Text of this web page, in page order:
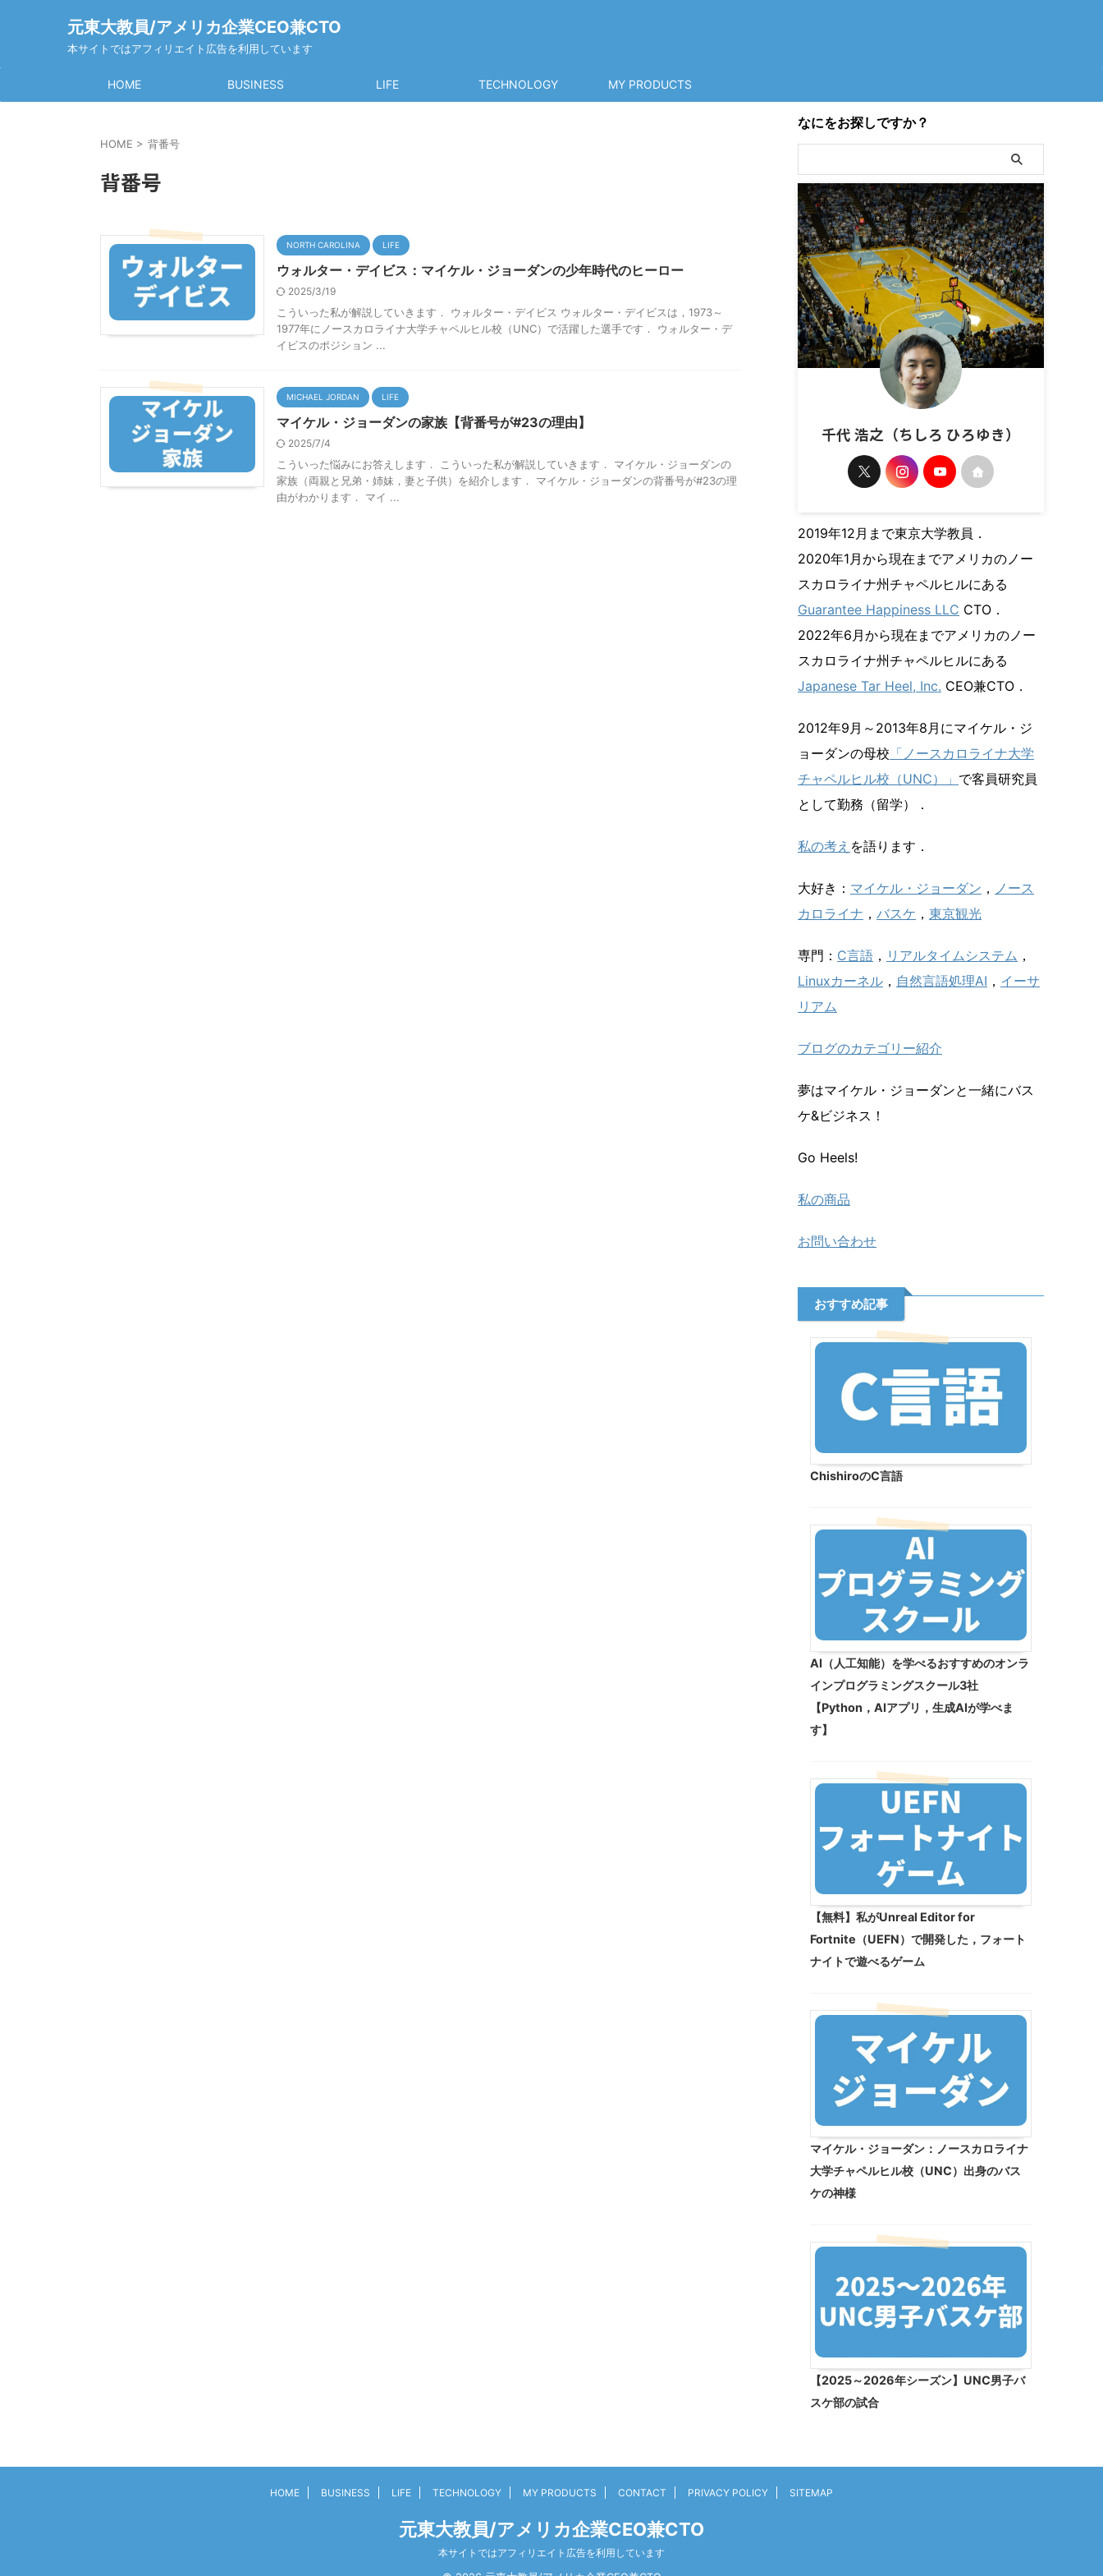
元東大教員/アメリカ企業CEO兼CTO
本サイトではアフィリエイト広告を利用しています
HOME BUSINESS LIFE TECHNOLOGY MY PRODUCTS
HOME > 背番号
背番号
NORTH CAROLINA LIFE
ウォルター・デイビス：マイケル・ジョーダンの少年時代のヒーロー
2025/3/19
こういった私が解説していきます． ウォルター・デイビス ウォルター・デイビスは，1973～
1977年にノースカロライナ大学チャペルヒル校（UNC）で活躍した選手です． ウォルター・デ
イビスのポジション ...
MICHAEL JORDAN LIFE
マイケル・ジョーダンの家族【背番号が#23の理由】
2025/7/4
こういった悩みにお答えします． こういった私が解説していきます． マイケル・ジョーダンの
家族（両親と兄弟・姉妹，妻と子供）を紹介します． マイケル・ジョーダンの背番号が#23の理
由がわかります． マイ ...
なにをお探しですか？
千代 浩之（ちしろ ひろゆき）
2019年12月まで東京大学教員．
2020年1月から現在までアメリカのノー
スカロライナ州チャペルヒルにある
Guarantee Happiness LLC CTO．
2022年6月から現在までアメリカのノー
スカロライナ州チャペルヒルにある
Japanese Tar Heel, Inc. CEO兼CTO．
2012年9月～2013年8月にマイケル・ジ
ョーダンの母校 「ノースカロライナ大学
チャペルヒル校（UNC）」 で客員研究員
として勤務（留学）．
私の考え を語ります．
大好き： マイケル・ジョーダン ， ノース
カロライナ ， バスケ ， 東京観光
専門： C言語 ， リアルタイムシステム ，
Linuxカーネル ， 自然言語処理AI ， イーサ
リアム
ブログのカテゴリー紹介
夢はマイケル・ジョーダンと一緒にバス
ケ&ビジネス！
Go Heels!
私の商品
お問い合わせ
おすすめ記事
ChishiroのC言語
AI（人工知能）を学べるおすすめのオンラ
インプログラミングスクール3社
【Python，AIアプリ，生成AIが学べま
す】
【無料】私がUnreal Editor for
Fortnite（UEFN）で開発した，フォート
ナイトで遊べるゲーム
マイケル・ジョーダン：ノースカロライナ
大学チャペルヒル校（UNC）出身のバス
ケの神様
【2025～2026年シーズン】UNC男子バ
スケ部の試合
HOME BUSINESS LIFE TECHNOLOGY MY PRODUCTS CONTACT PRIVACY POLICY SITEMAP
元東大教員/アメリカ企業CEO兼CTO
本サイトではアフィリエイト広告を利用しています